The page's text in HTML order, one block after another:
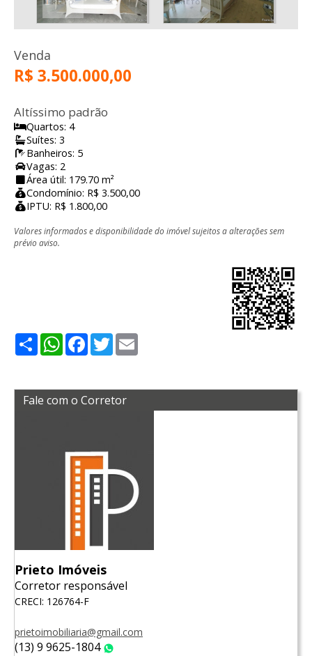
Venda
R$ 3.500.000,00
Altíssimo padrão
Quartos: 4
Suítes: 3
Banheiros: 5
Vagas: 2
Área útil: 179.70 m²
Condomínio: R$ 3.500,00
IPTU: R$ 1.800,00
Valores informados e disponibilidade do imóvel sujeitos a alterações sem
prévio aviso.
ShareWhatsApp
Facebook
Twitter
Fale com o Corretor
Prieto Imóveis
Corretor responsável
CRECI: 126764-F
prietoimobiliaria@gmail.com
(13) 9 9625-1804